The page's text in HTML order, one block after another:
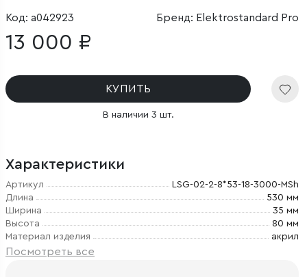
Код: a042923 Бренд: Elektrostandard Pro
13 000 ₽
КУПИТЬ
В наличии 3 шт.
Характеристики
Артикул
LSG-02-2-8*53-18-3000-MSh
Длина
530 мм
Ширина
35 мм
Высота
80 мм
Материал изделия
акрил
Посмотреть все